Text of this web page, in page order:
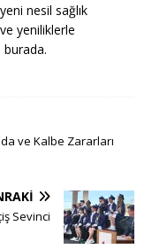
nesil sağlık
yeniliklerle
burada.
ve Kalbe Zararları
Sevinci